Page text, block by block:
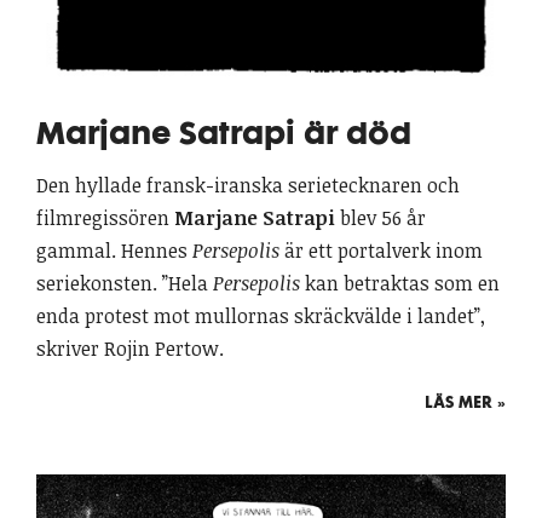
Marjane Satrapi är död
Den hyllade fransk-iranska serietecknaren och
filmregissören Marjane Satrapiblev 56 år
gammal. Hennes Persepolisär ett portalverk inom
seriekonsten. ”HelaPersepoliskan betraktas som en
enda protest mot mullornas skräckvälde i landet”,
skriver Rojin Pertow.
LÄS MER »